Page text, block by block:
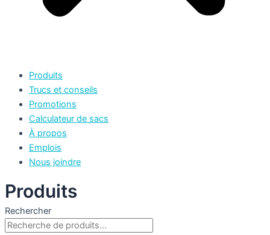
Produits
Trucs et conseils
Promotions
Calculateur de sacs
À propos
Emplois
Nous joindre
Produits
Rechercher